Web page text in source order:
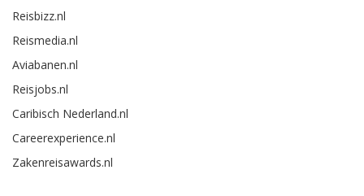
Reisbizz.nl
Reismedia.nl
Aviabanen.nl
Reisjobs.nl
Caribisch Nederland.nl
Careerexperience.nl
Zakenreisawards.nl